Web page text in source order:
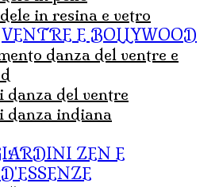
in resina e vetro
VENTRE E BOLLYWOOD
danza del ventre
danza indiana